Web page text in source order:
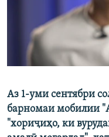
Аз 1-уми сентябри
барномаи мобилии
"хориҷиҳо, ки